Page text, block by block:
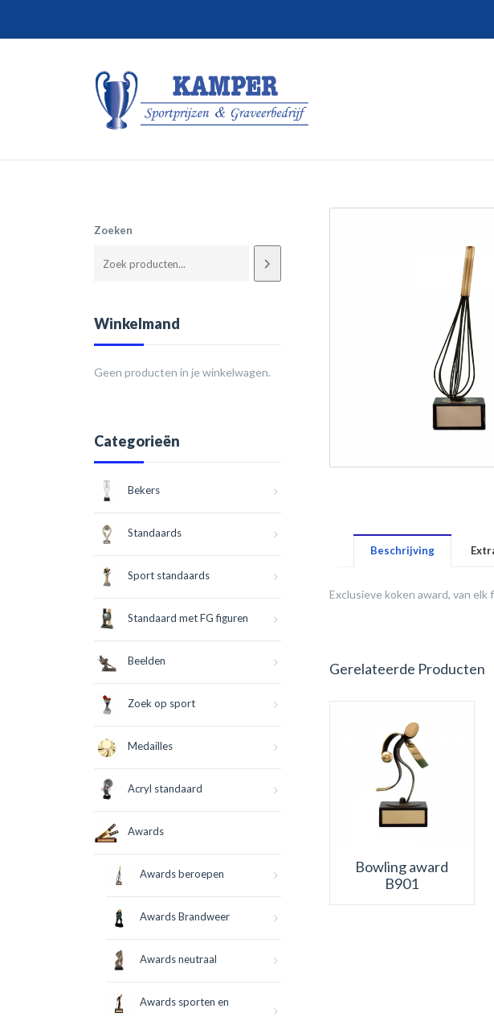
Zoeken
Winkelmand
Geen producten in je winkelwagen.
Categorieën
Bekers
Standaards
Sport standaards
Standaard met FG figuren
Beelden
Zoek op sport
Medailles
Acryl standaard
Awards
Awards beroepen
Awards Brandweer
Awards neutraal
Awards sporten en
Beschrijving
Exclusieve koken award, van elk
Gerelateerde Producten
Bowling award
B901